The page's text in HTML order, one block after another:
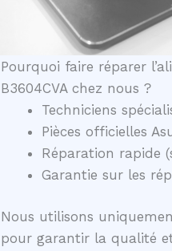
Pourquoi faire réparer
B3604CVA chez nous ?
Techniciens
Pièces officielles
Réparation rapide
Garantie sur les
Nous utilisons
pour garantir la qualité